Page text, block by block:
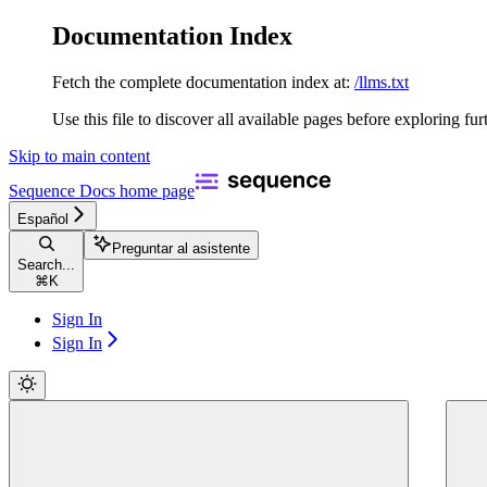
Documentation Index
Fetch the complete documentation index at: /llms.txt
Use this file to discover all available pages before exploring
Skip to main content
Sequence Docs home page
Español
Search...
⌘ K
Preguntar al asistente
Sign In
Sign In